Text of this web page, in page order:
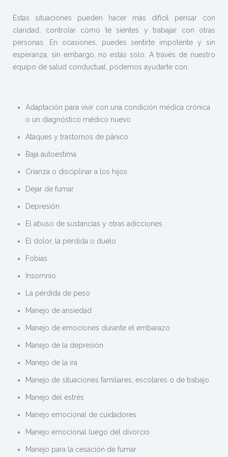
Estas situaciones pueden hacer más difícil pensar con
claridad, controlar cómo te sientes y trabajar con otras
personas. En ocasiones, puedes sentirte impotente y sin
esperanza, sin embargo, no estás solo. A través de nuestro
equipo de salud conductual, podemos ayudarte con:
Adaptación para vivir con una condición médica crónica
o un diagnóstico médico nuevo
Ataques y trastornos de pánico
Baja autoestima
Crianza o disciplinar a los hijos
Dejar de fumar
Depresión
El abuso de sustancias y otras adicciones
El dolor, la pérdida o duelo
Fobias
Insomnio
La pérdida de peso
Manejo de ansiedad
Manejo de emociones durante el embarazo
Manejo de la depresión
Manejo de la ira
Manejo de situaciones familiares, escolares o de trabajo
Manejo del estrés
Manejo emocional de cuidadores
Manejo emocional luego del divorcio
Manejo para la cesación de fumar